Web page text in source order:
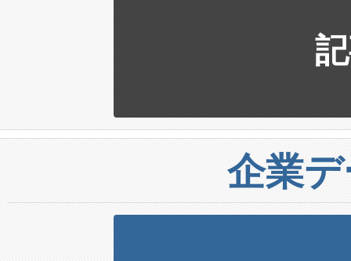
企業